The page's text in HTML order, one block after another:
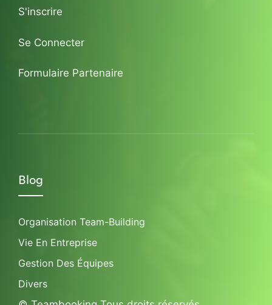
S'inscrire
Se Connecter
Formulaire Partenaire
Blog
Organisation Team-Building
Vie En Entreprise
Gestion Des Équipes
Divers